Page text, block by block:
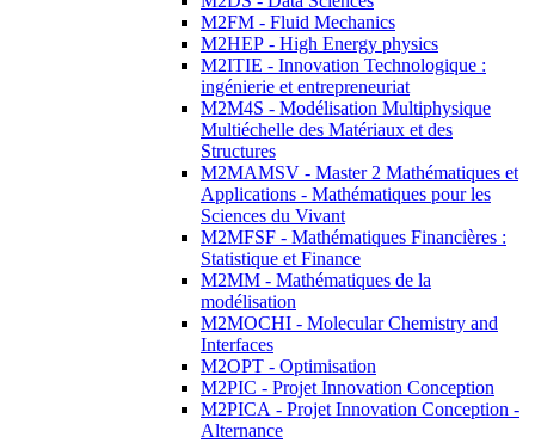
M2FM - Fluid Mechanics
M2HEP - High Energy physics
M2ITIE - Innovation Technologique :
ingénierie et entrepreneuriat
M2M4S - Modélisation Multiphysique
Multiéchelle des Matériaux et des
Structures
M2MAMSV - Master 2 Mathématiques et
Applications - Mathématiques pour les
Sciences du Vivant
M2MFSF - Mathématiques Financières :
Statistique et Finance
M2MM - Mathématiques de la
modélisation
M2MOCHI - Molecular Chemistry and
Interfaces
M2OPT - Optimisation
M2PIC - Projet Innovation Conception
M2PICA - Projet Innovation Conception -
Alternance